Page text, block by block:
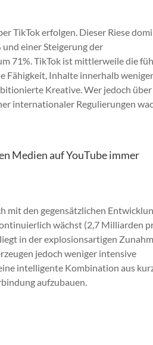
TikTok erfolgen. Dieser Riese
einer Steigerung der
71%. TikTok ist mittlerweile die
Fähigkeit, Inhalte innerhalb weniger
Kreative. Wer jedoch über
internationaler Regulierungen
Medien auf YouTube immer
mit den gegensätzlichen
wächst (2,7 Milliarden
in der explosionsartigen
jedoch weniger intensive
intelligente Kombination aus
aufzubauen.